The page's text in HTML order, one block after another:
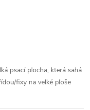
psací plocha, která sahá
fixy na velké ploše